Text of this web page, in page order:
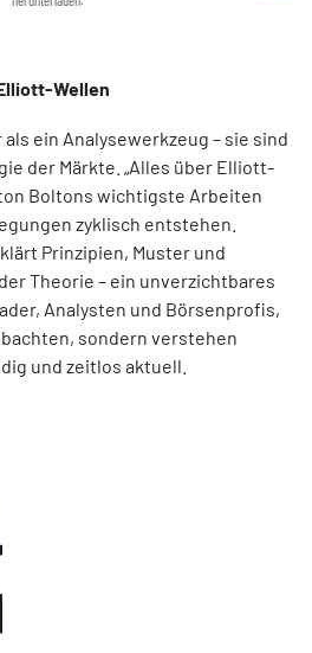
Wellen
ein Analysewerkzeug – sie sind
der Märkte. „Alles über Elliott-
Boltons wichtigste Arbeiten
zyklisch entstehen.
Prinzipien, Muster und
Theorie – ein unverzichtbares
Analysten und Börsenprofis,
sondern verstehen
und zeitlos aktuell.